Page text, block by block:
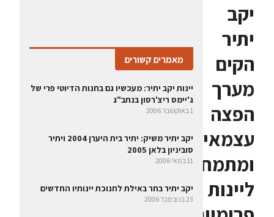
יקב
יתיר
הקים
מערך
הפצה
עצמאי
ומתמחה
ליינות
מאמרים קשורים
יינות יקב יתיר: מעכשיו גם בחנות הדיוטי פרי של
ג'יימס ריצ'רסון בנתב"ג
1 באוקטובר 2006
יקב יתיר משיק: יתיר בית היערן 2004 ויתיר
סוביניון בלאן 2005
11 במאי 2006
יקב יתיר בחר באילת לחנוכת יינותיו החדשים
23 בנובמבר 2006